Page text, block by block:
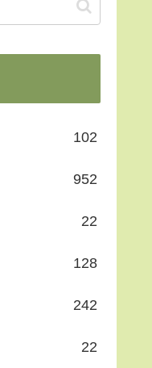
102
952
22
128
242
22